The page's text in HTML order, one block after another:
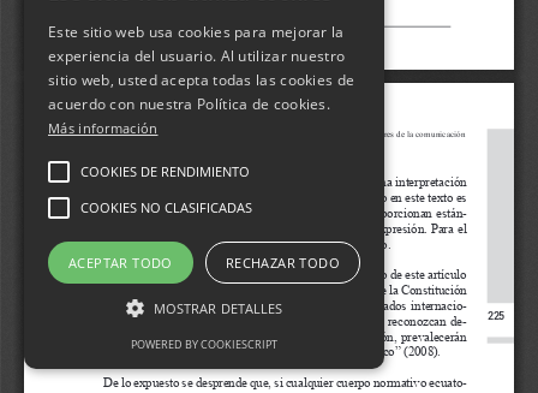
Este sitio web usa cookies para mejorar la
experiencia del usuario. Al utilizar nuestro
sitio web, usted acepta todas las cookies de
acuerdo con nuestra Política de cookies.
Más información
COOKIES DE RENDIMIENTO
COOKIES NO CLASIFICADAS
ACEPTAR TODO RECHAZAR TODO
MOSTRAR DETALLES
POWERED BY COOKIESCRIPT